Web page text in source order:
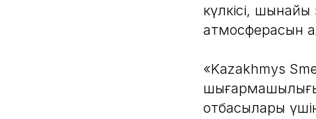
күлкісі,
атмосферасын
«Kazakhmys
отбасылары